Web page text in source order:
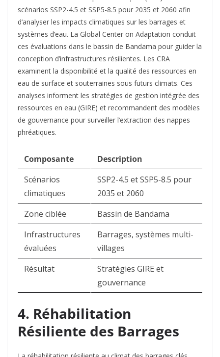
scénarios SSP2-4.5 et SSP5-8.5 pour 2035 et 2060 afin
d’analyser les impacts climatiques sur les barrages et
systèmes d’eau. La Global Center on Adaptation conduit
ces évaluations dans le bassin de Bandama pour guider la
conception d’infrastructures résilientes. Les CRA
examinent la disponibilité et la qualité des ressources en
eau de surface et souterraines sous futurs climats. Ces
analyses informent les stratégies de gestion intégrée des
ressources en eau (GIRE) et recommandent des modèles
de gouvernance pour surveiller l’extraction des nappes
phréatiques.​
Composante
Description
Scénarios
climatiques
SSP2-4.5 et SSP5-8.5 pour
2035 et 2060 ​
Zone ciblée
Bassin de Bandama ​
Infrastructures
évaluées
Barrages, systèmes multi-
villages ​
Résultat
Stratégies GIRE et
gouvernance ​
4. Réhabilitation
Résiliente des Barrages